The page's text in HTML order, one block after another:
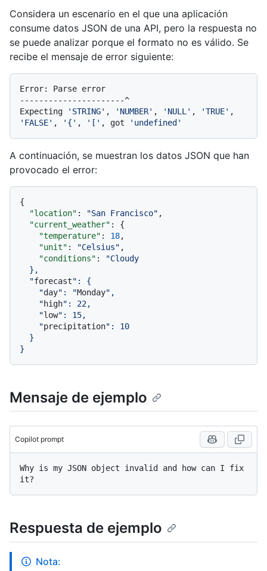
Considera un escenario en el que una aplicación
consume datos JSON de una API, pero la respuesta no
se puede analizar porque el formato no es válido. Se
recibe el mensaje de error siguiente:
Error: Parse error
----------------------^
Expecting
'STRING' , 'NUMBER' , 'NULL' , 'TRUE'
'FALSE' , '{' , '[' , got 'undefined'
A continuación, se muestran los datos JSON que han
provocado el error:
{
"location" : "San Francisco" ,
"current_weather" :
{
"temperature" : 18,
"unit" : "Celsius" ,
"conditions" :
"Cloudy
  "
forecast": {
    "
day": "Monday",
    "
high": 22,
    "
low": 15,
    "
precipitation": 10
Mensaje de ejemplo
Copilot prompt
Why is my JSON object invalid and how can I fix
Respuesta de ejemplo
Nota: